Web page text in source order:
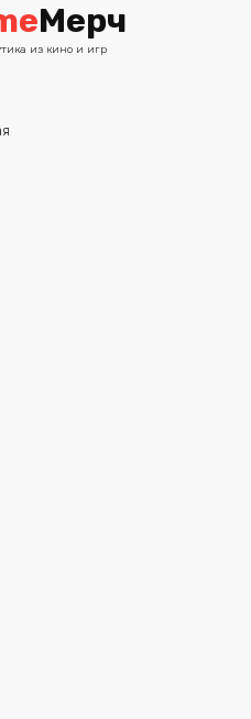
Мерч
из кино и игр